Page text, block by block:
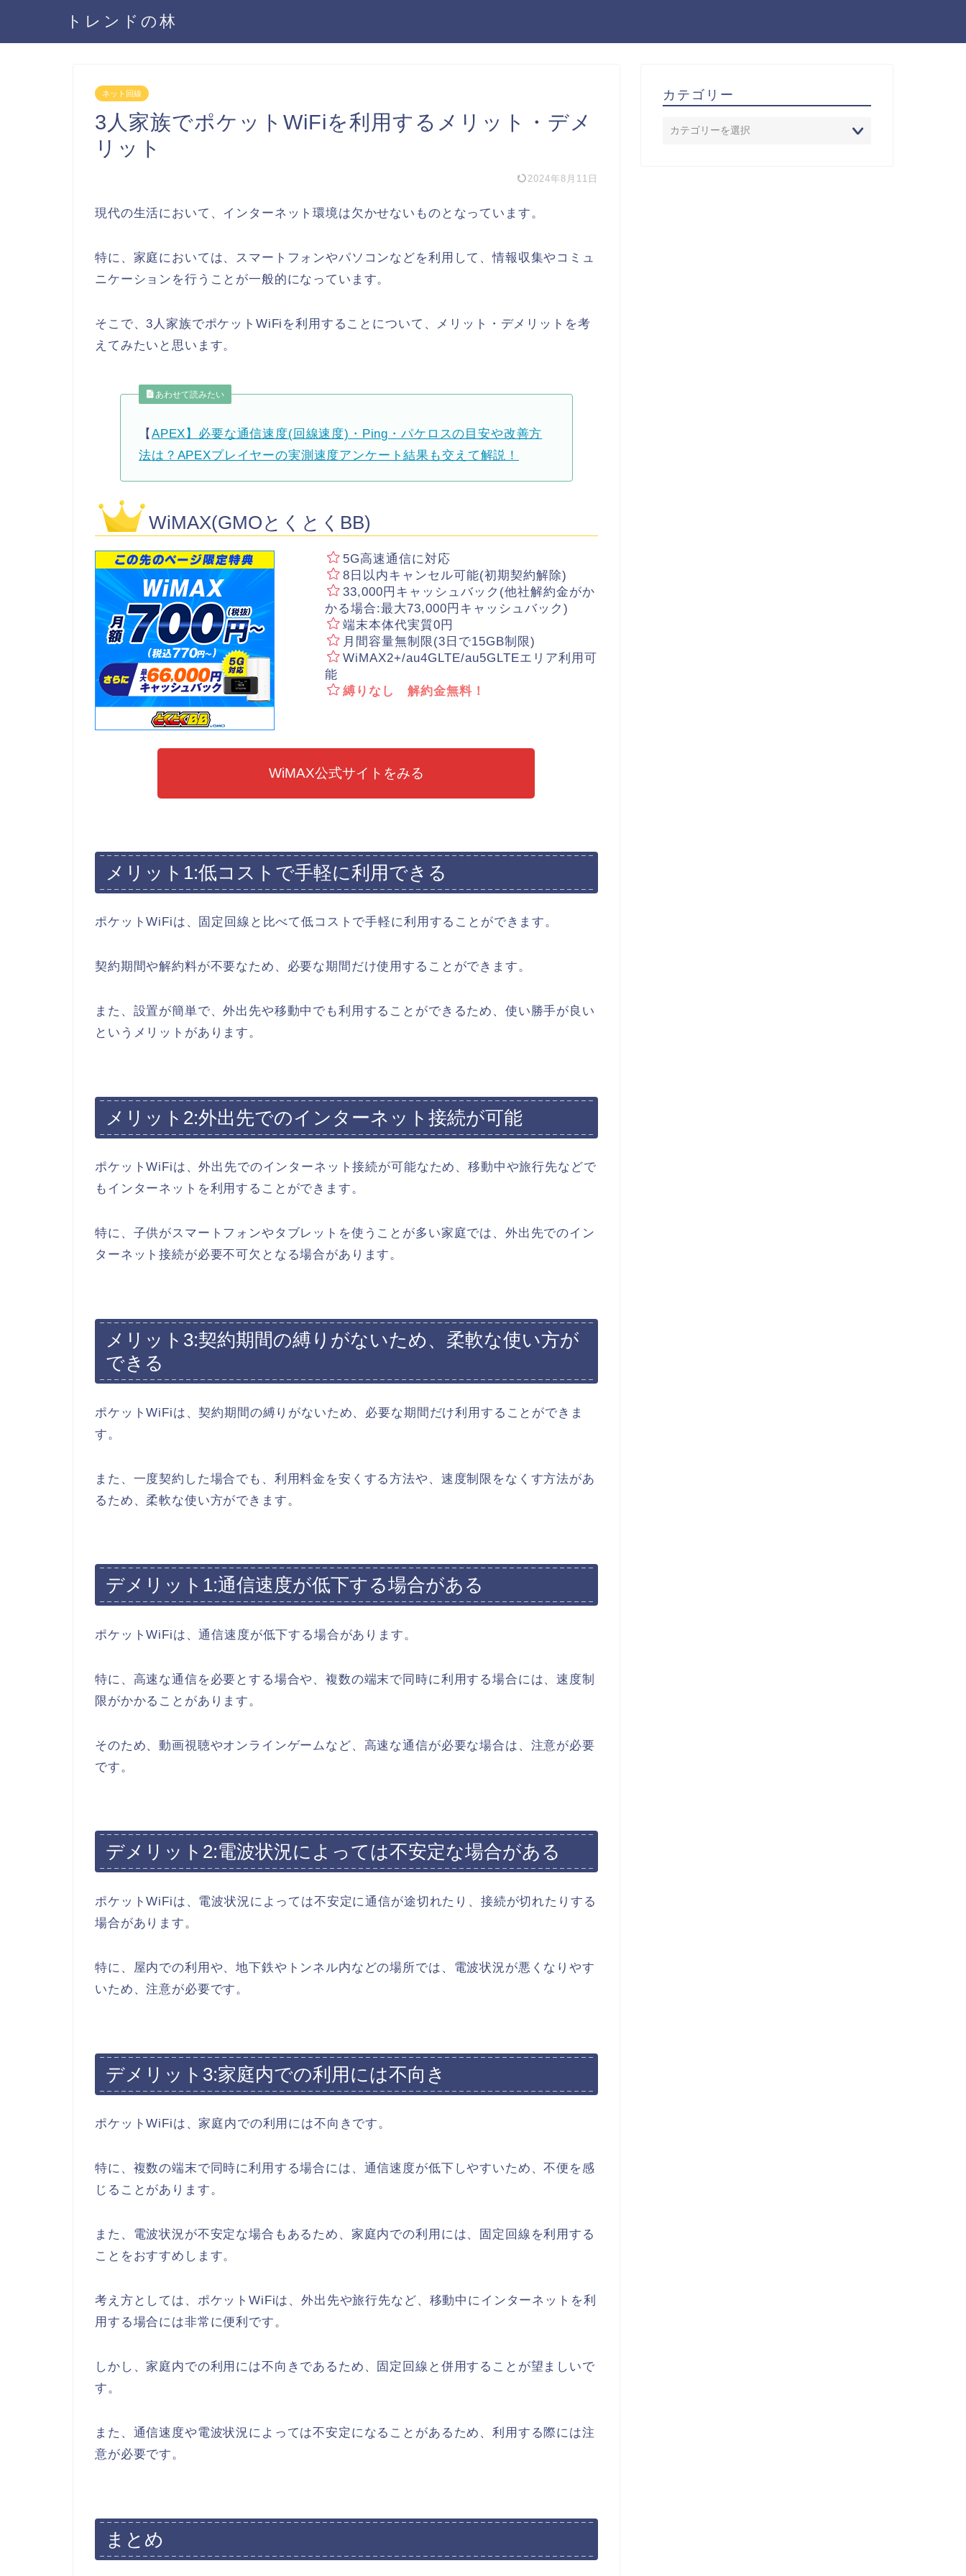
トレンドの林
ネット回線
3人家族でポケットWiFiを利用するメリット・デメ
リット
2024年8月11日
現代の生活において、インターネット環境は欠かせないものとなっています。
特に、家庭においては、スマートフォンやパソコンなどを利用して、情報収集やコミュ
ニケーションを行うことが一般的になっています。
そこで、3人家族でポケットWiFiを利用することについて、メリット・デメリットを考
えてみたいと思います。
あわせて読みたい
【 APEX】必要な通信速度(回線速度)・Ping・パケロスの目安や改善方
法は？APEXプレイヤーの実測速度アンケート結果も交えて解説！
WiMAX(GMOとくとくBB)
5G高速通信に対応
8日以内キャンセル可能(初期契約解除)
33,000円キャッシュバック(他社解約金がか
かる場合:最大73,000円キャッシュバック)
端末本体代実質0円
月間容量無制限(3日で15GB制限)
WiMAX2+/au4GLTE/au5GLTEエリア利用可
能
縛りなし 解約金無料！
WiMAX公式サイトをみる
メリット1:低コストで手軽に利用できる
ポケットWiFiは、固定回線と比べて低コストで手軽に利用することができます。
契約期間や解約料が不要なため、必要な期間だけ使用することができます。
また、設置が簡単で、外出先や移動中でも利用することができるため、使い勝手が良い
というメリットがあります。
メリット2:外出先でのインターネット接続が可能
ポケットWiFiは、外出先でのインターネット接続が可能なため、移動中や旅行先などで
もインターネットを利用することができます。
特に、子供がスマートフォンやタブレットを使うことが多い家庭では、外出先でのイン
ターネット接続が必要不可欠となる場合があります。
メリット3:契約期間の縛りがないため、柔軟な使い方が
できる
ポケットWiFiは、契約期間の縛りがないため、必要な期間だけ利用することができま
す。
また、一度契約した場合でも、利用料金を安くする方法や、速度制限をなくす方法があ
るため、柔軟な使い方ができます。
デメリット1:通信速度が低下する場合がある
ポケットWiFiは、通信速度が低下する場合があります。
特に、高速な通信を必要とする場合や、複数の端末で同時に利用する場合には、速度制
限がかかることがあります。
そのため、動画視聴やオンラインゲームなど、高速な通信が必要な場合は、注意が必要
です。
デメリット2:電波状況によっては不安定な場合がある
ポケットWiFiは、電波状況によっては不安定に通信が途切れたり、接続が切れたりする
場合があります。
特に、屋内での利用や、地下鉄やトンネル内などの場所では、電波状況が悪くなりやす
いため、注意が必要です。
デメリット3:家庭内での利用には不向き
ポケットWiFiは、家庭内での利用には不向きです。
特に、複数の端末で同時に利用する場合には、通信速度が低下しやすいため、不便を感
じることがあります。
また、電波状況が不安定な場合もあるため、家庭内での利用には、固定回線を利用する
ことをおすすめします。
考え方としては、ポケットWiFiは、外出先や旅行先など、移動中にインターネットを利
用する場合には非常に便利です。
しかし、家庭内での利用には不向きであるため、固定回線と併用することが望ましいで
す。
また、通信速度や電波状況によっては不安定になることがあるため、利用する際には注
意が必要です。
まとめ
カテゴリー